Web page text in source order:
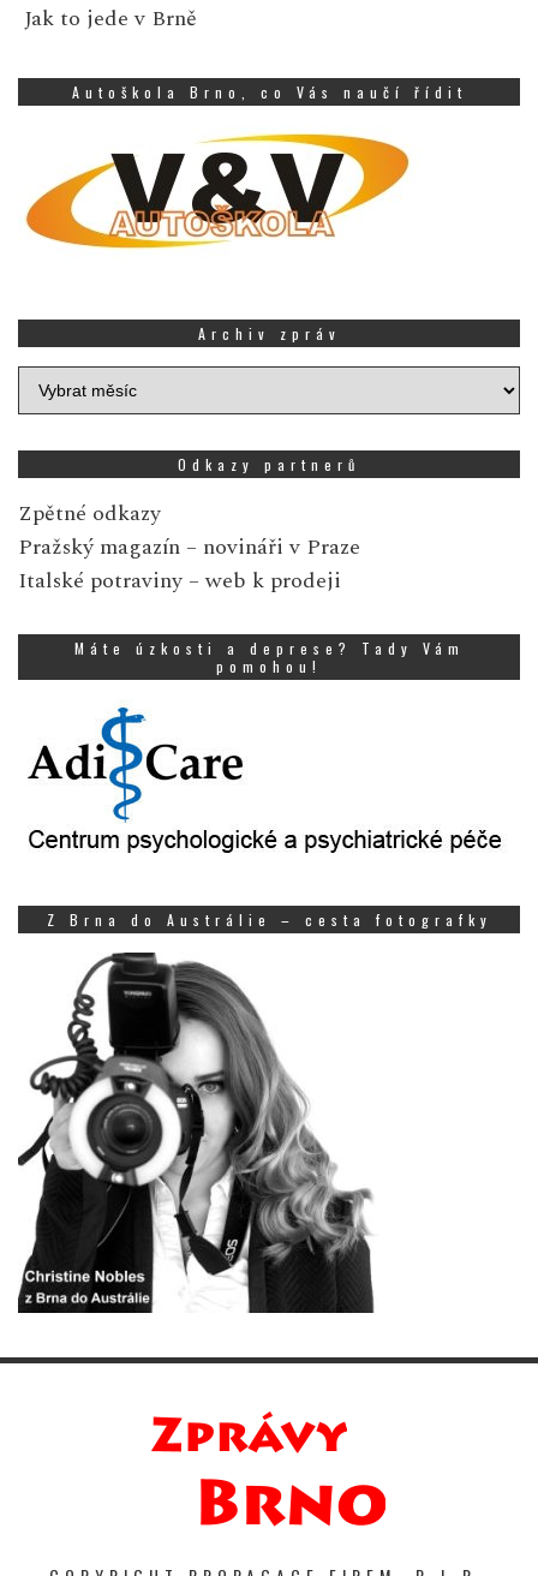
Jak to jede v Brně
Autoškola Brno, co Vás naučí řídit
Archiv zpráv
Archiv
zpráv
Odkazy partnerů
Zpětné odkazy
Pražský magazín – novináři v Praze
Italské potraviny – web k prodeji
Máte úzkosti a deprese? Tady Vám
pomohou!
Z Brna do Austrálie – cesta fotografky